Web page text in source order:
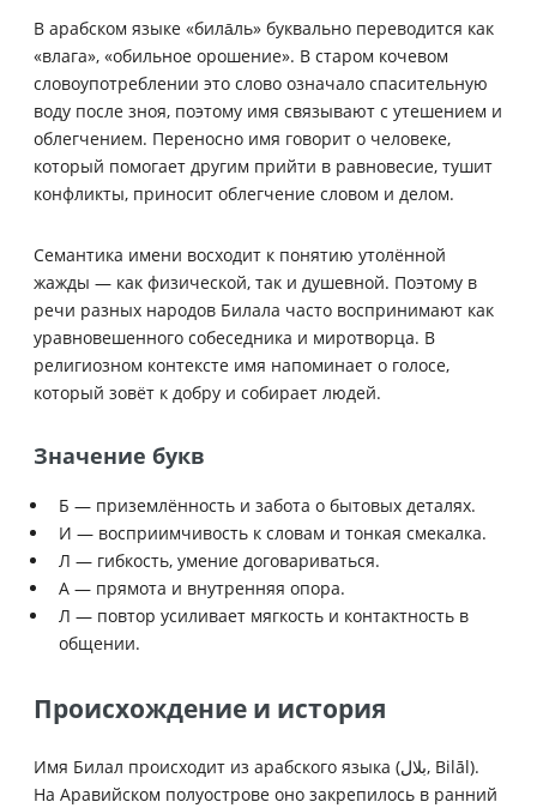
В арабском языке «била̄ль» буквально переводится как
«влага», «обильное орошение». В старом кочевом
словоупотреблении это слово означало спасительную
воду после зноя, поэтому имя связывают с утешением и
облегчением. Переносно имя говорит о человеке,
который помогает другим прийти в равновесие, тушит
конфликты, приносит облегчение словом и делом.
Семантика имени восходит к понятию утолённой
жажды — как физической, так и душевной. Поэтому в
речи разных народов Билала часто воспринимают как
уравновешенного собеседника и миротворца. В
религиозном контексте имя напоминает о голосе,
который зовёт к добру и собирает людей.
Значение букв
Б — приземлённость и забота о бытовых деталях.
И — восприимчивость к словам и тонкая смекалка.
Л — гибкость, умение договариваться.
А — прямота и внутренняя опора.
Л — повтор усиливает мягкость и контактность в
общении.
Происхождение и история
Имя Билал происходит из арабского языка (بلال‎, Bilāl).
На Аравийском полуострове оно закрепилось в ранний